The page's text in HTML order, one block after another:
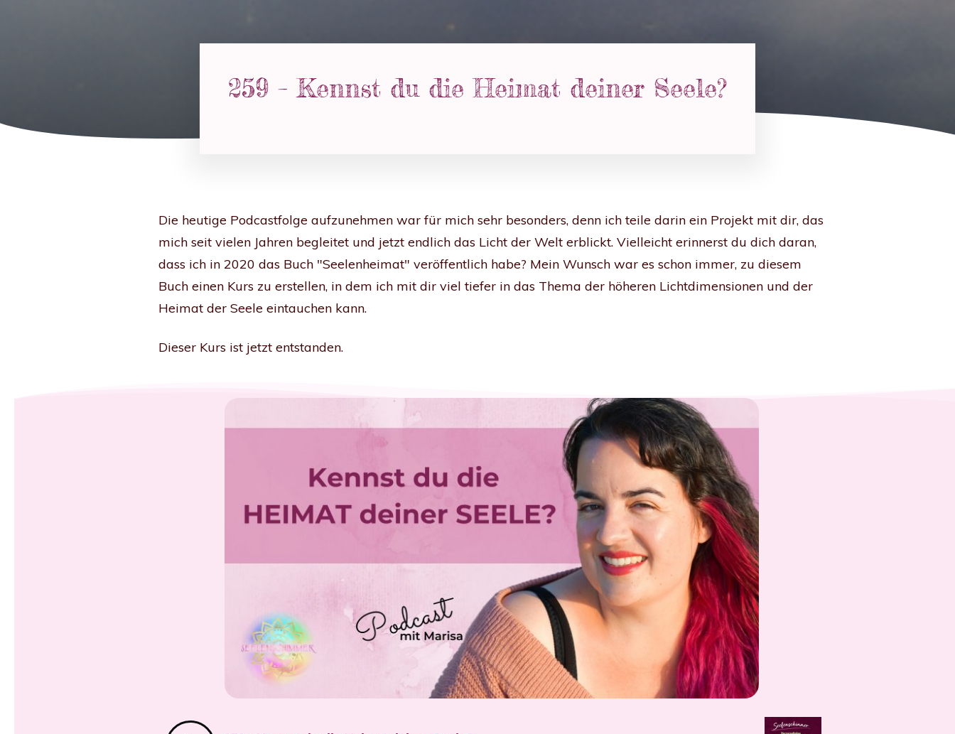
259 – Kennst du die Heimat deiner Seele?
Die heutige Podcastfolge aufzunehmen war für mich sehr besonders, denn ich teile darin ein Projekt mit dir, das
mich seit vielen Jahren begleitet und jetzt endlich das Licht der Welt erblickt. Vielleicht erinnerst du dich daran,
dass ich in 2020 das Buch "Seelenheimat" veröffentlich habe? Mein Wunsch war es schon immer, zu diesem
Buch einen Kurs zu erstellen, in dem ich mit dir viel tiefer in das Thema der höheren Lichtdimensionen und der
Heimat der Seele eintauchen kann.
Dieser Kurs ist jetzt entstanden.